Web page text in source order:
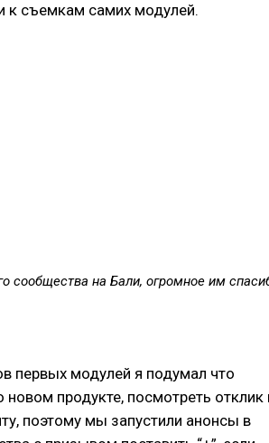
к съемкам самих модулей.
сообщества на Бали, огромное им
первых модулей я подумал что
продукте, посмотреть отклик
поэтому мы запустили анонсы в